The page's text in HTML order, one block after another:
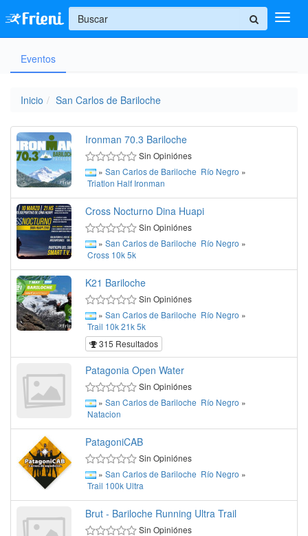
Ingresar
+
Eventos
Inicio San Carlos de Bariloche
Ironman 70.3 Bariloche
Sin Opiniónes
» San Carlos de Bariloche Río Negro »
Triatlon Half Ironman
Cross Nocturno Dina Huapi
Sin Opiniónes
» San Carlos de Bariloche Río Negro »
Cross 10k5k
K21 Bariloche
Sin Opiniónes
» San Carlos de Bariloche Río Negro »
Trail 10k21k5k
315 Resultados
Patagonia Open Water
Sin Opiniónes
» San Carlos de Bariloche Río Negro »
Natacion
PatagoniCAB
Sin Opiniónes
» San Carlos de Bariloche Río Negro »
Trail 100k Ultra
Brut - Bariloche Running Ultra Trail
Sin Opiniónes